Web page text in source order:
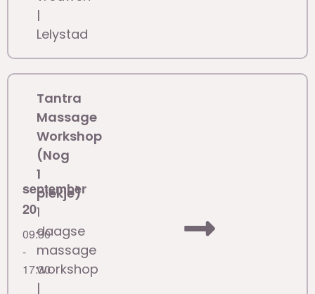
|
Lelystad
september
20
09:30
-
17:30
Tantra
Massage
Workshop
(Nog
1
plekje)
1
daagse
massage
workshop
|